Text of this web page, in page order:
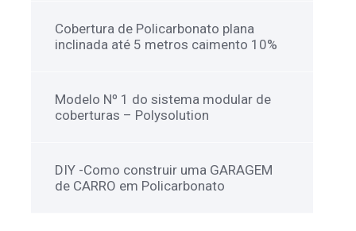
Cobertura de Policarbonato plana
inclinada até 5 metros caimento 10%
Modelo Nº 1 do sistema modular de
coberturas – Polysolution
DIY -Como construir uma GARAGEM
de CARRO em Policarbonato